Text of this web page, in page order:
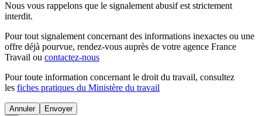
Nous vous rappelons que le signalement abusif est strictement
interdit.
Pour tout signalement concernant des informations inexactes ou une
offre déjà pourvue, rendez-vous auprès de votre agence France
Travail ou contactez-nous
Pour toute information concernant le droit du travail, consultez
les fiches pratiques du Ministère du travail
Annuler